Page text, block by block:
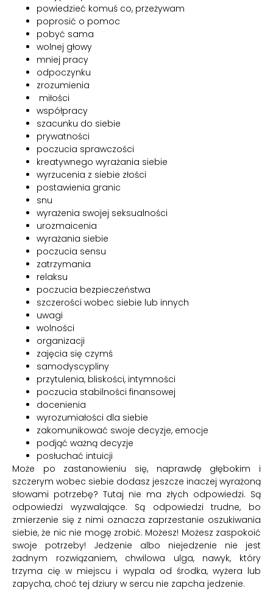
powiedzieć komuś co, przeżywam
poprosić o pomoc
pobyć sama
wolnej głowy
mniej pracy
odpoczynku
zrozumienia
miłości
współpracy
szacunku do siebie
prywatności
poczucia sprawczości
kreatywnego wyrażania siebie
wyrzucenia z siebie złości
postawienia granic
snu
wyrażenia swojej seksualności
urozmaicenia
wyrażania siebie
poczucia sensu
zatrzymania
relaksu
poczucia bezpieczeństwa
szczerości wobec siebie lub innych
uwagi
wolności
organizacji
zajęcia się czymś
samodyscypliny
przytulenia, bliskości, intymności
poczucia stabilności finansowej
docenienia
wyrozumiałości dla siebie
zakomunikować swoje decyzje, emocje
podjąć ważną decyzje
posłuchać intuicji
Może po zastanowieniu się, naprawdę głębokim i
szczerym wobec siebie dodasz jeszcze inaczej wyrażoną
słowami potrzebę? Tutaj nie ma złych odpowiedzi. Są
odpowiedzi wyzwalające. Są odpowiedzi trudne, bo
zmierzenie się z nimi oznacza zaprzestanie oszukiwania
siebie, że nic nie mogę zrobić. Możesz! Możesz zaspokoić
swoje potrzeby! Jedzenie albo niejedzenie nie jest
żadnym rozwiązaniem, chwilowa ulga, nawyk, który
trzyma cię w miejscu i wypala od środka, wyżera lub
zapycha, choć tej dziury w sercu nie zapcha jedzenie.